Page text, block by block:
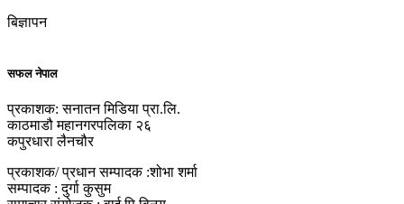
बिज्ञापन
सफल नेपाल
प्रकाशक: सनातन मिडिया प्रा.लि.
काठमाडौ महानगरपलिका २६
कपुरधारा लैनचौर
प्रकाशक/ प्रधान सम्पादक :शोभा शर्मा
सम्पादक : दुर्गा कुसुम